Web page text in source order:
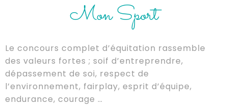
Mon Sport
Le concours complet d’équitation rassemble
des valeurs fortes ; soif d’entreprendre,
dépassement de soi, respect de
l’environnement, fairplay, esprit d’équipe,
endurance, courage …